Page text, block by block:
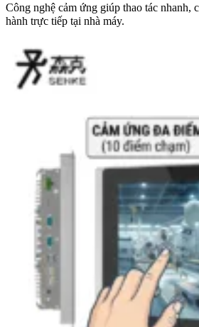
Công nghệ cảm ứng giúp thao tác nhanh,
hành trực tiếp tại nhà máy.